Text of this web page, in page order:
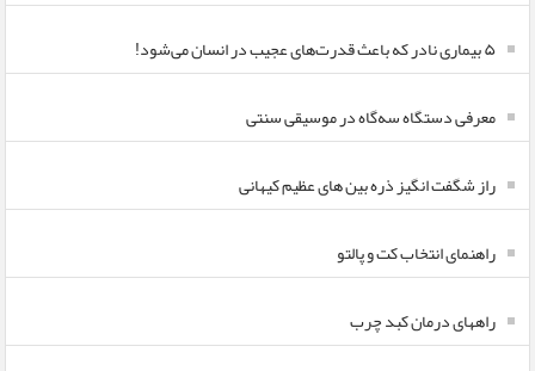
۵ بیماری نادر که باعث قدرت‌های عجیب در انسان می‌شود!
معرفی دستگاه سه‌گاه در موسیقی سنتی
راز شگفت انگیز ذره بین های عظیم کیهانی
راهنمای انتخاب کت و پالتو
راههای درمان کبد چرب